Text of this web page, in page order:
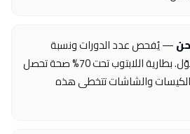
— يُفحص عدد الدورات ونسبة
الصحة وواط المحوّل. بطارية اللابتوب تحت 70% صحة تحصل
والشاشات تتخطى هذه